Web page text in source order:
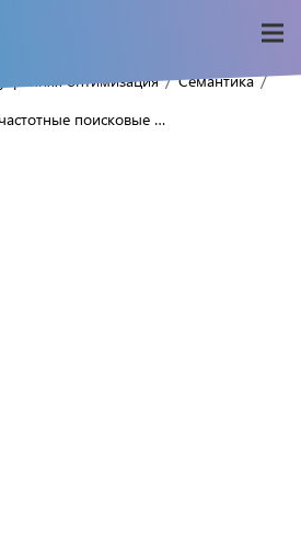
оптимизация / Семантика /
поисковые …